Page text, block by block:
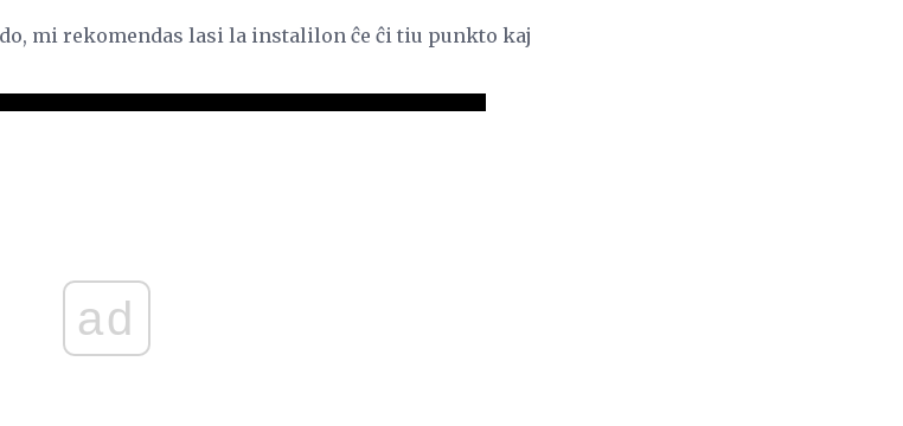
mi rekomendas lasi la instalilon ĉe ĉi tiu punkto kaj
ad